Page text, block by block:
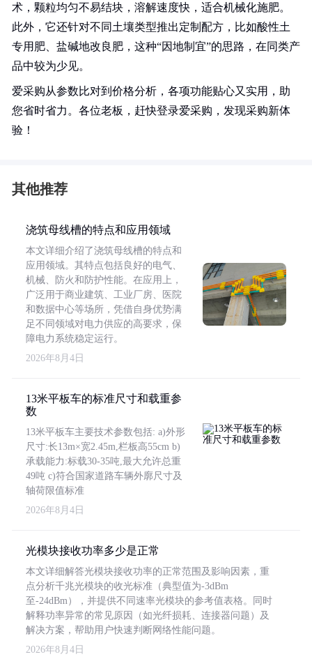
术，颗粒均匀不易结块，溶解速度快，适合机械化施肥。
此外，它还针对不同土壤类型推出定制配方，比如酸性土
专用肥、盐碱地改良肥，这种“因地制宜”的思路，在同类产
品中较为少见。
爱采购从参数比对到价格分析，各项功能贴心又实用，助
您省时省力。各位老板，赶快登录爱采购，发现采购新体
验！
其他推荐
浇筑母线槽的特点和应用领域
本文详细介绍了浇筑母线槽的特点和
应用领域。其特点包括良好的电气、
机械、防火和防护性能。在应用上，
广泛用于商业建筑、工业厂房、医院
和数据中心等场所，凭借自身优势满
足不同领域对电力供应的高要求，保
障电力系统稳定运行。
2026年8月4日
13米平板车的标准尺寸和载重参
数
13米平板车主要技术参数包括: a)外形
尺寸:长13m×宽2.45m,栏板高55cm b)
承载能力:标载30-35吨,最大允许总重
49吨 c)符合国家道路车辆外廓尺寸及
轴荷限值标准
2026年8月4日
光模块接收功率多少是正常
本文详细解答光模块接收功率的正常范围及影响因素，重
点分析千兆光模块的收光标准（典型值为-3dBm
至-24dBm），并提供不同速率光模块的参考值表格。同时
解释功率异常的常见原因（如光纤损耗、连接器问题）及
解决方案，帮助用户快速判断网络性能问题。
2026年8月4日